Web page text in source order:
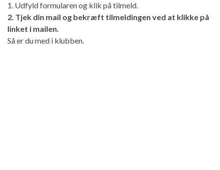
1. Udfyld formularen og klik på tilmeld.
2. Tjek din mail og bekræft tilmeldingen ved at klikke på
linket i mailen.
Så er du med i klubben.